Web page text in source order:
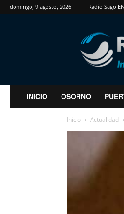
domingo, 9 agosto, 2026 Radio Sago
RadioSago
INICIO OSORNO
Inicio Actualidad